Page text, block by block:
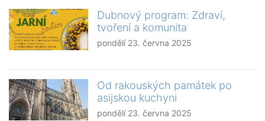
Dubnový program: Zdraví,
tvoření a komunita
pondělí 23. června 2025
Od rakouských památek po
asijskou kuchyni
pondělí 23. června 2025